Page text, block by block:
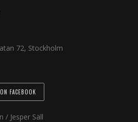
72, Stockholm
FACEBOOK
/ Jesper Säll